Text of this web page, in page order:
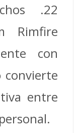
.22
Rimfire
con
convierte
entre